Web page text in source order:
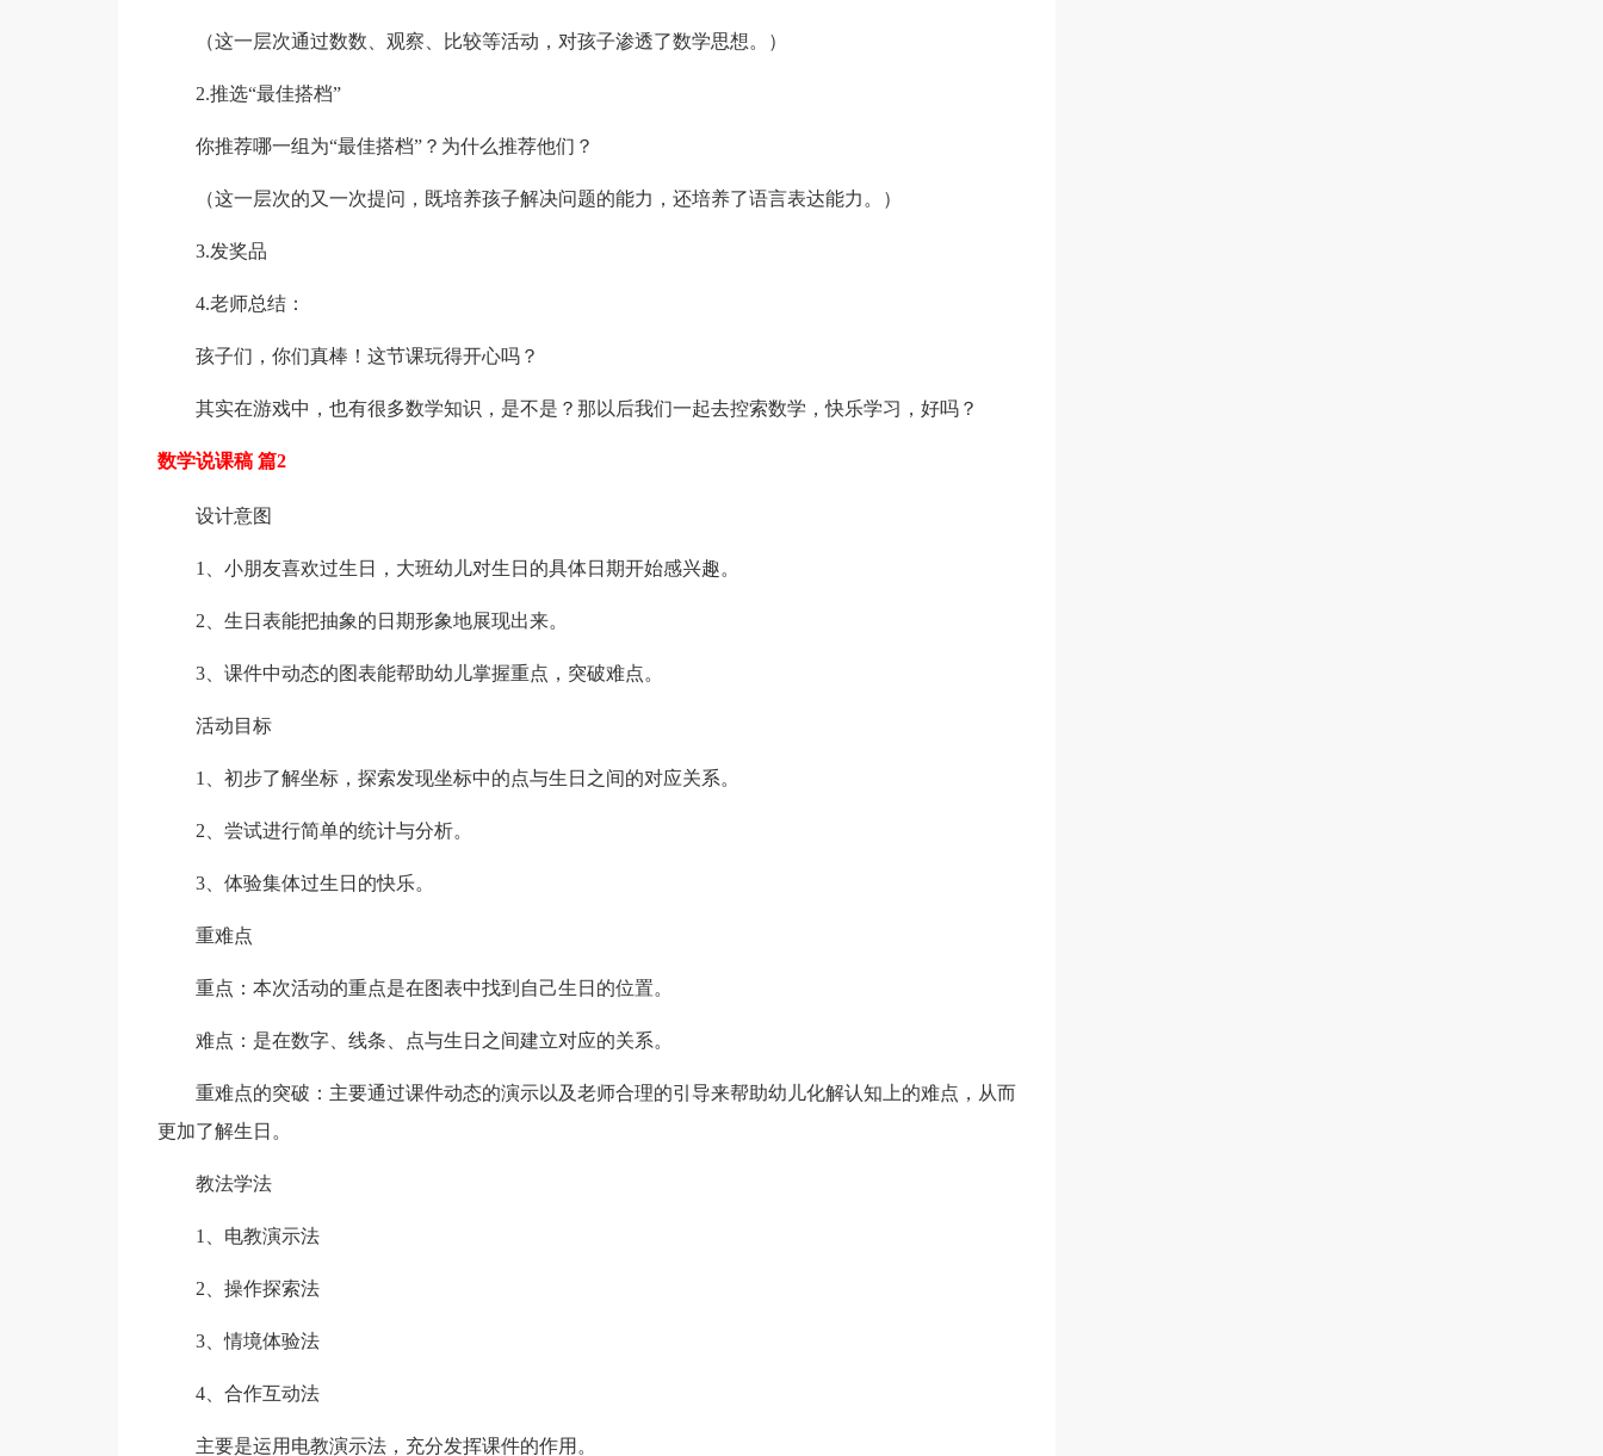
（这一层次通过数数、观察、比较等活动，对孩子渗透了数学思想。）
2.推选“最佳搭档”
你推荐哪一组为“最佳搭档”？为什么推荐他们？
（这一层次的又一次提问，既培养孩子解决问题的能力，还培养了语言表达能力。）
3.发奖品
4.老师总结：
孩子们，你们真棒！这节课玩得开心吗？
其实在游戏中，也有很多数学知识，是不是？那以后我们一起去控索数学，快乐学习，好吗？
数学说课稿 篇2
设计意图
1、小朋友喜欢过生日，大班幼儿对生日的具体日期开始感兴趣。
2、生日表能把抽象的日期形象地展现出来。
3、课件中动态的图表能帮助幼儿掌握重点，突破难点。
活动目标
1、初步了解坐标，探索发现坐标中的点与生日之间的对应关系。
2、尝试进行简单的统计与分析。
3、体验集体过生日的快乐。
重难点
重点：本次活动的重点是在图表中找到自己生日的位置。
难点：是在数字、线条、点与生日之间建立对应的关系。
重难点的突破：主要通过课件动态的演示以及老师合理的引导来帮助幼儿化解认知上的难点，从而
更加了解生日。
教法学法
1、电教演示法
2、操作探索法
3、情境体验法
4、合作互动法
主要是运用电教演示法，充分发挥课件的作用。